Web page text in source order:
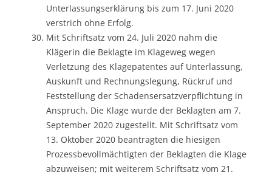
Unterlassungserklärung bis zum 17. Juni 2020
verstrich ohne Erfolg.
Mit Schriftsatz vom 24. Juli 2020 nahm die
Klägerin die Beklagte im Klageweg wegen
Verletzung des Klagepatentes auf Unterlassung,
Auskunft und Rechnungslegung, Rückruf und
Feststellung der Schadensersatzverpflichtung in
Anspruch. Die Klage wurde der Beklagten am 7.
September 2020 zugestellt. Mit Schriftsatz vom
13. Oktober 2020 beantragten die hiesigen
Prozessbevollmächtigten der Beklagten die Klage
abzuweisen; mit weiterem Schriftsatz vom 21.